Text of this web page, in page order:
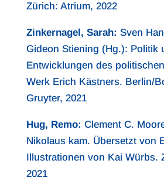
Zürich: Atrium, 2022
Zinkernagel, Sarah: Sven
Gideon Stiening (Hg.): Politik
Entwicklungen des
Werk Erich Kästners. Berlin/
Gruyter, 2021
Hug, Remo: Clement C.
Nikolaus kam. Übersetzt von
Illustrationen von Kai Würbs.
2021